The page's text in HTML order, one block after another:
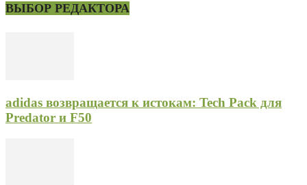
ВЫБОР РЕДАКТОРА
adidas возвращается к истокам: Tech Pack для
Predator и F50